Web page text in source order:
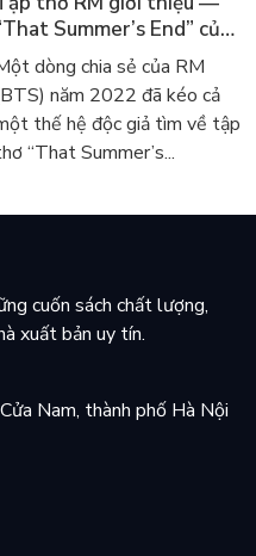
Summer’s End” của
Seong-bok ra mắt bản
Anh sau 4 năm gây
dòng chia sẻ của RM
năm 2022 đã kéo cả
thế hệ độc giả tìm về tập
“That Summer’s...
cuốn sách chất lượng,
xuất bản uy tín.
Nam, thành phố Hà Nội